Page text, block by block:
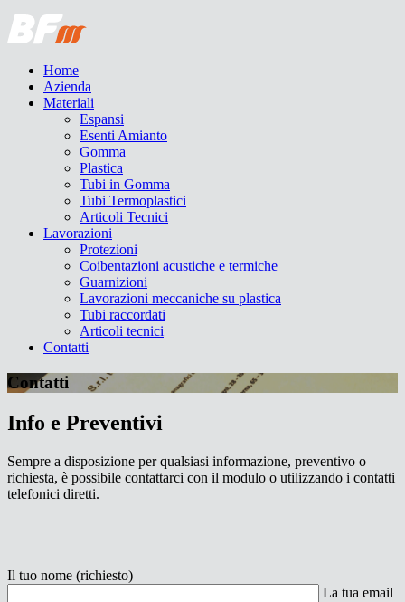
Home
Azienda
Materiali
Espansi
Esenti Amianto
Gomma
Plastica
Tubi in Gomma
Tubi Termoplastici
Articoli Tecnici
Lavorazioni
Protezioni
Coibentazioni acustiche e termiche
Guarnizioni
Lavorazioni meccaniche su plastica
Tubi raccordati
Articoli tecnici
Contatti
Contatti
Info e Preventivi
Sempre a disposizione per qualsiasi informazione, preventivo o
richiesta, è possibile contattarci con il modulo o utilizzando i contatti
telefonici diretti.
Il tuo nome (richiesto)
La tua email